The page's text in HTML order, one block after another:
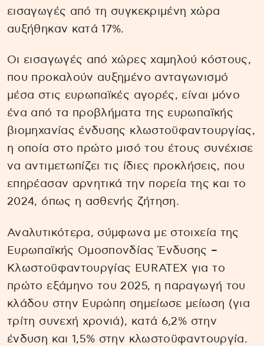
εισαγωγές από τη συγκεκριμένη χώρα
αυξήθηκαν κατά 17%.
Οι εισαγωγές από χώρες χαμηλού κόστους,
που προκαλούν αυξημένο ανταγωνισμό
μέσα στις ευρωπαϊκές αγορές, είναι μόνο
ένα από τα προβλήματα της ευρωπαϊκής
βιομηχανίας ένδυσης κλωστοϋφαντουργίας,
η οποία στο πρώτο μισό του έτους συνέχισε
να αντιμετωπίζει τις ίδιες προκλήσεις, που
επηρέασαν αρνητικά την πορεία της και το
2024, όπως η ασθενής ζήτηση.
Αναλυτικότερα, σύμφωνα με στοιχεία της
Ευρωπαϊκής Ομοσπονδίας Ένδυσης –
Κλωστοϋφαντουργίας EURATEX για το
πρώτο εξάμηνο του 2025, η παραγωγή του
κλάδου στην Ευρώπη σημείωσε μείωση (για
τρίτη συνεχή χρονιά), κατά 6,2% στην
ένδυση και 1,5% στην κλωστοϋφαντουργία.